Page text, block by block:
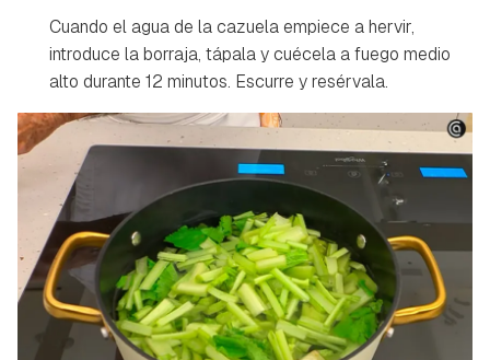
Cuando el agua de la cazuela empiece a hervir,
introduce la borraja, tápala y cuécela a fuego medio
alto durante 12 minutos. Escurre y resérvala.